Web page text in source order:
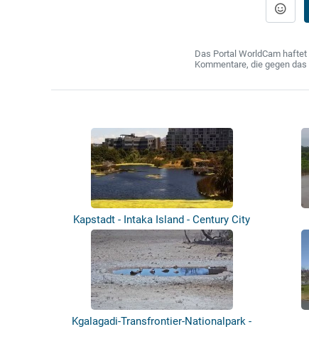
Das Portal WorldCam
Kommentare, die gegen
Kapstadt - Intaka Island - Century City
Kgalagadi-Transfrontier-Nationalpark -